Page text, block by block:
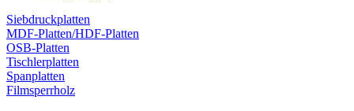
Siebdruckplatten
MDF-Platten/HDF-Platten
OSB-Platten
Tischlerplatten
Spanplatten
Filmsperrholz